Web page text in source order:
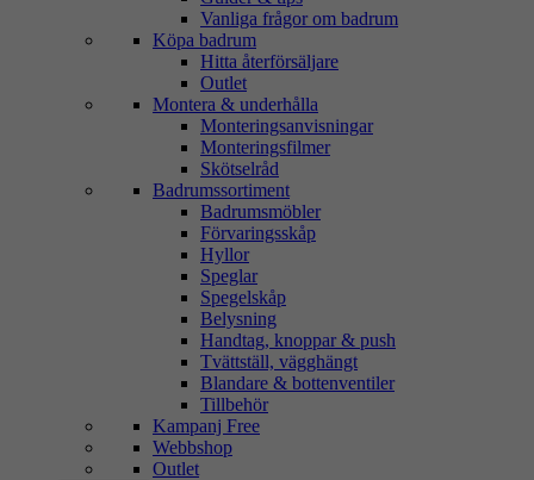
Vanliga frågor om badrum
Köpa badrum
Hitta återförsäljare
Outlet
Montera & underhålla
Monteringsanvisningar
Monteringsfilmer
Skötselråd
Badrumssortiment
Badrumsmöbler
Förvaringsskåp
Hyllor
Speglar
Spegelskåp
Belysning
Handtag, knoppar & push
Tvättställ, vägghängt
Blandare & bottenventiler
Tillbehör
Kampanj Free
Webbshop
Outlet